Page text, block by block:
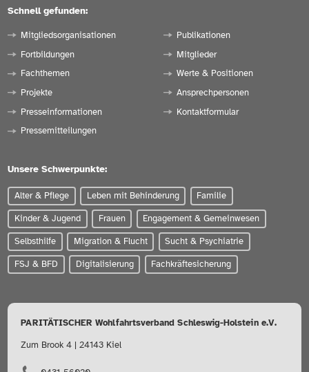
Schnell gefunden:
Mitgliedsorganisationen
Fortbildungen
Fachthemen
Projekte
Presseinformationen
Pressemitteilungen
Publikationen
Mitglieder
Werte & Positionen
Ansprechpersonen
Kontaktformular
Unsere Schwerpunkte:
Alter & Pflege Leben mit Behinderung Familie
Kinder & Jugend Frauen Engagement & Gemeinwesen
Selbsthilfe Migration & Flucht Sucht & Psychiatrie
FSJ & BFD Digitalisierung Fachkräftesicherung
PARITÄTISCHER Wohlfahrtsverband Schleswig-Holstein e.V.
Zum Brook 4 | 24143 Kiel